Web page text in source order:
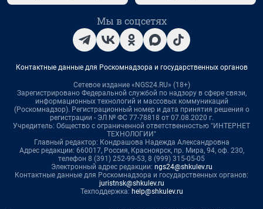
Мы в соцсетях
Контактные данные для Роскомнадзора и государственных органов
Сетевое издание «NGS24.RU» (18+)
Зарегистрировано Федеральной службой по надзору в сфере связи,
информационных технологий и массовых коммуникаций
(Роскомнадзор). Регистрационный номер и дата принятия решения о
регистрации - ЭЛ № ФС 77-78818 от 07.08.2020 г.
Учредитель: Общество с ограниченной ответственностью "ИНТЕРНЕТ
ТЕХНОЛОГИИ"
Главный редактор: Кондрашова Надежда Александровна
Адрес редакции: 660017, Россия, Красноярск, пр. Мира, 94, оф. 230,
телефон 8 (391) 252-99-53, 8 (999) 315-05-05
Электронный адрес редакции: ngs24@shkulev.ru
Контактные данные для Роскомнадзора и государственных органов:
juristnsk@shkulev.ru
Техподдержка: help@shkulev.ru